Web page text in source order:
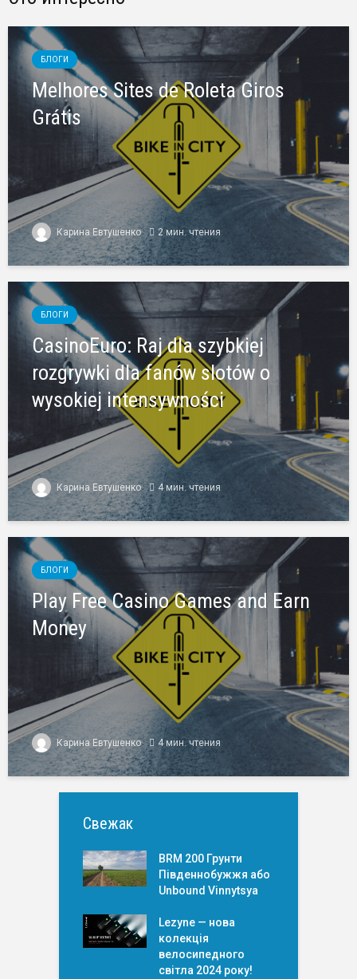
БЛОГИ
Melhores Sites de Roleta Giros
Grátis
Карина Евтушенко 2 мин. чтения
БЛОГИ
CasinoEuro: Raj dla szybkiej
rozgrywki dla fanów slotów o
wysokiej intensywności
Карина Евтушенко 4 мин. чтения
БЛОГИ
Play Free Casino Games and Earn
Money
Карина Евтушенко 4 мин. чтения
Свежак
BRM 200 Грунти
Південнобужжя або
Unbound Vinnytsya
Lezyne — нова
колекція
велосипедного
світла 2024 року!